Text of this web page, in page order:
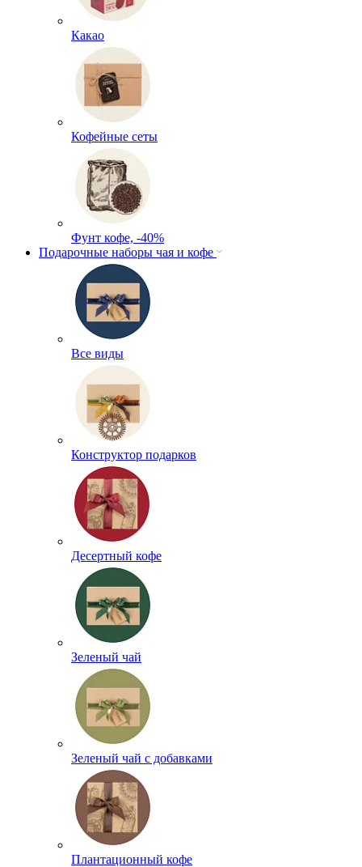
Какао
Кофейные сеты
Фунт кофе, -40%
Подарочные наборы чая и кофе
Все виды
Конструктор подарков
Десертный кофе
Зеленый чай
Зеленый чай с добавками
Плантационный кофе